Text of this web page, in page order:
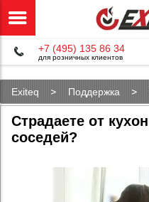
+7 (495) 135 86 34
для розничных клиентов
Exiteq Поддержка
Страдаете от кухонных
Страдаете от
соседей?